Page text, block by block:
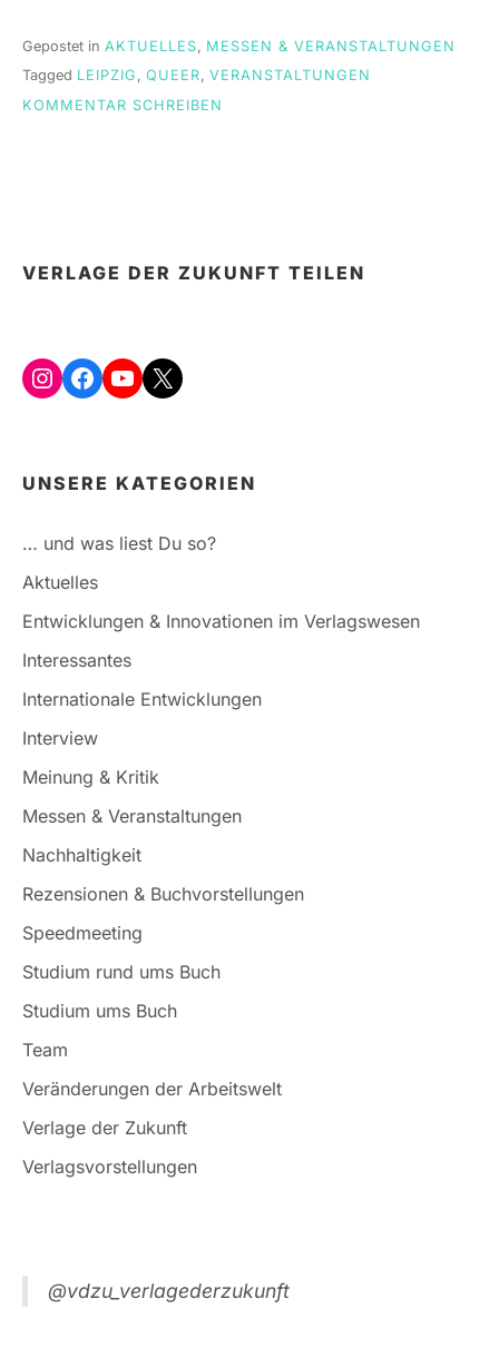
Gepostet in AKTUELLES, MESSEN & VERANSTALTUNGEN
Tagged LEIPZIG , QUEER, VERANSTALTUNGEN
KOMMENTAR SCHREIBEN
VERLAGE DER ZUKUNFT TEILEN
Instagram
Facebook
YouTube
X
UNSERE KATEGORIEN
… und was liest Du so?
Aktuelles
Entwicklungen & Innovationen im Verlagswesen
Interessantes
Internationale Entwicklungen
Interview
Meinung & Kritik
Messen & Veranstaltungen
Nachhaltigkeit
Rezensionen & Buchvorstellungen
Speedmeeting
Studium rund ums Buch
Studium ums Buch
Team
Veränderungen der Arbeitswelt
Verlage der Zukunft
Verlagsvorstellungen
@vdzu_verlagederzukunft